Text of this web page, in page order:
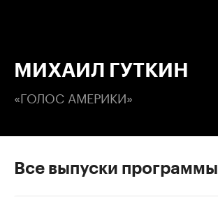
МИХАИЛ ГУТКИН
«ГОЛОС АМЕРИКИ»
Все выпуски программы